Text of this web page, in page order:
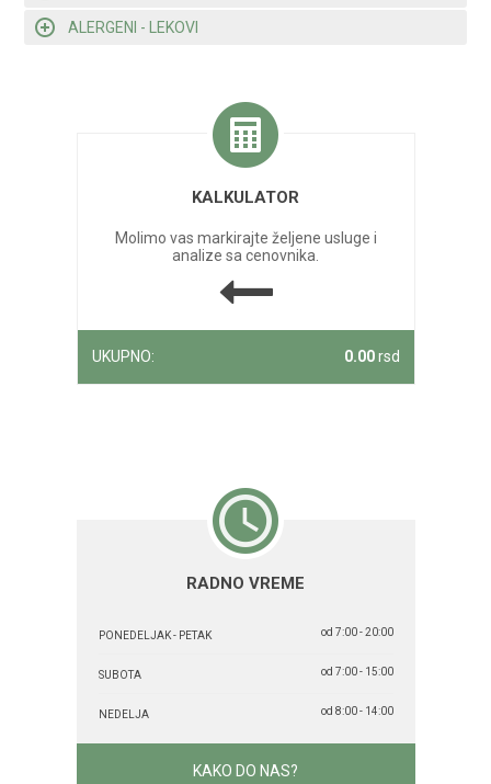
ALERGENI - LEKOVI
KALKULATOR
Molimo vas markirajte željene usluge i
analize sa cenovnika.
UKUPNO: 0.00rsd
RADNO VREME
PONEDELJAK - PETAK od 7:00 - 20:00
SUBOTA od 7:00 - 15:00
NEDELJA od 8:00 - 14:00
KAKO DO NAS?